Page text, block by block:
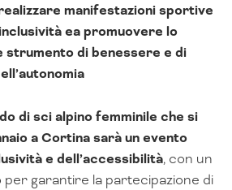
manifestazioni sportive
ea promuovere lo
strumento di benessere e di
di sci alpino femminile che si
a Cortina sarà un evento
e dell’accessibilità, con un
garantire la partecipazione di